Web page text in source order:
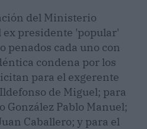
del Ministerio
ex presidente 'popular'
penados cada uno con
condena por los
para el exgerente
de Miguel; para
González Pablo Manuel;
Caballero; y para el